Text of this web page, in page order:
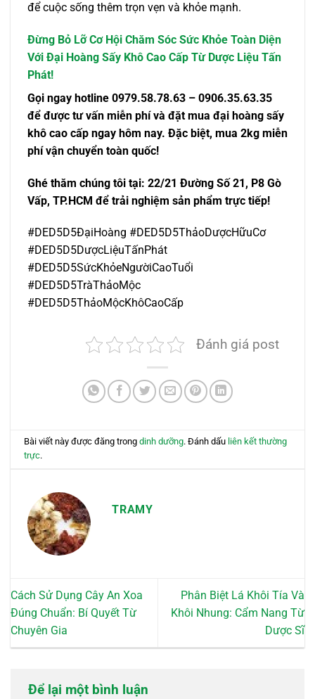
để cuộc sống thêm trọn vẹn và khỏe mạnh.
Đừng Bỏ Lỡ Cơ Hội Chăm Sóc Sức Khỏe Toàn Diện
Với Đại Hoàng Sấy Khô Cao Cấp Từ Dược Liệu Tấn
Phát!
Gọi ngay hotline 0979.58.78.63 – 0906.35.63.35
để được tư vấn miễn phí và đặt mua đại hoàng sấy
khô cao cấp ngay hôm nay. Đặc biệt, mua 2kg miễn
phí vận chuyển toàn quốc!
Ghé thăm chúng tôi tại: 22/21 Đường Số 21, P8 Gò
Vấp, TP.HCM để trải nghiệm sản phẩm trực tiếp!
#DED5D5ĐạiHoàng #DED5D5ThảoDượcHữuCơ
#DED5D5DượcLiệuTấnPhát
#DED5D5SứcKhỏeNgườiCaoTuổi
#DED5D5TràThảoMộc
#DED5D5ThảoMộcKhôCaoCấp
Đánh giá post
Bài viết này được đăng trongdinh dưỡng. Đánh dấu liên kết thường
trực.
TRAMY
Cách Sử Dụng Cây An Xoa
Đúng Chuẩn: Bí Quyết Từ
Chuyên Gia
Phân Biệt Lá Khôi Tía Và
Khôi Nhung: Cẩm Nang Từ
Dược Sĩ
Để lại một bình luận